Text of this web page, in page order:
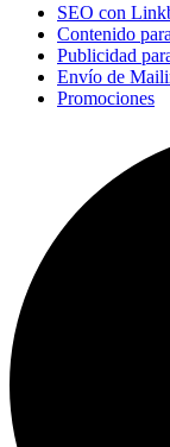
SEO con
Contenido
Publicidad
Envío de
Promociones